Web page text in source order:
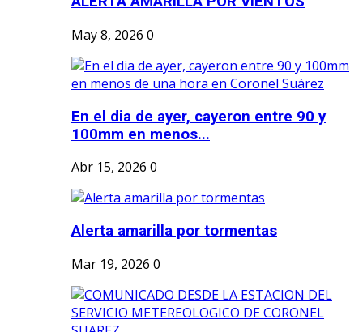
May 8, 2026 0
En el dia de ayer, cayeron entre 90 y
100mm en menos...
Abr 15, 2026 0
Alerta amarilla por tormentas
Mar 19, 2026 0